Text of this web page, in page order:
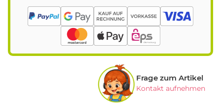
Frage zum Artikel
Kontakt aufnehmen